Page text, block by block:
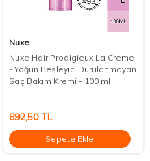
Nuxe
Nuxe Hair Prodigieux La Creme
- Yoğun Besleyici Durulanmayan
Saç Bakım Kremi - 100 ml
892,50TL
Sepete Ekle